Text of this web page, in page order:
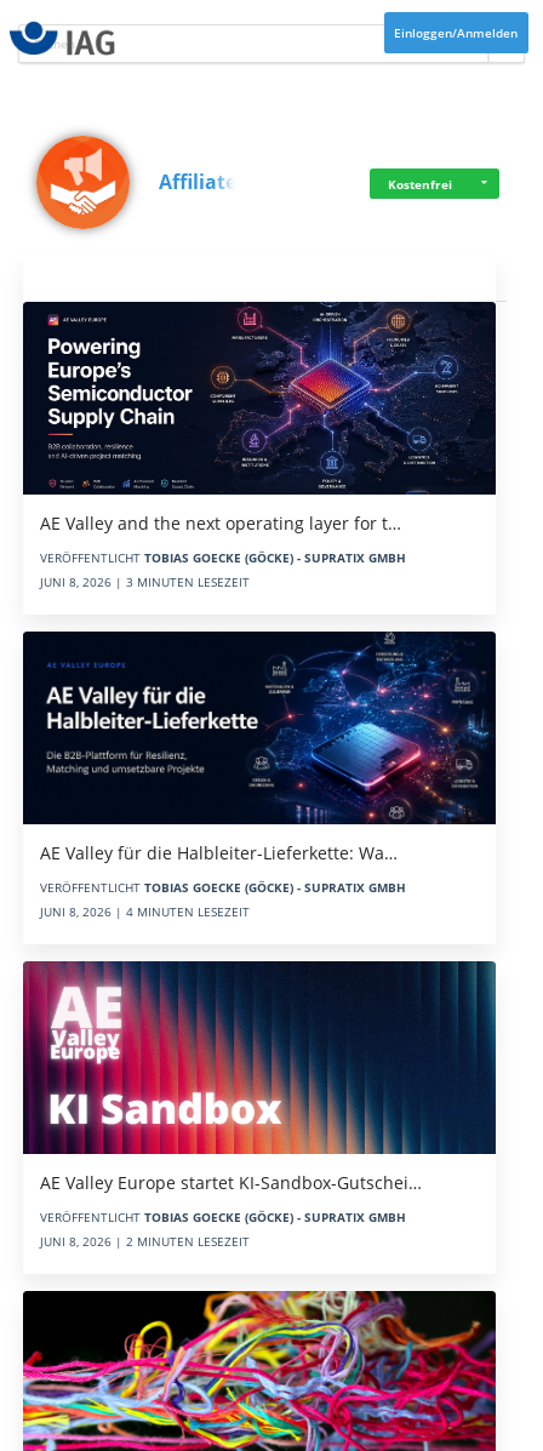
Einloggen/Anmelden
Affiliate Kostenfrei
AE Valley and the next operating layer for t…
VERÖFFENTLICHT TOBIAS GOECKE (GÖCKE) - SUPRATIX GMBH
JUNI 8, 2026 | 3 MINUTEN LESEZEIT
AE Valley für die Halbleiter-Lieferkette: Wa…
VERÖFFENTLICHT TOBIAS GOECKE (GÖCKE) - SUPRATIX GMBH
JUNI 8, 2026 | 4 MINUTEN LESEZEIT
AE Valley Europe startet KI-Sandbox-Gutschei…
VERÖFFENTLICHT TOBIAS GOECKE (GÖCKE) - SUPRATIX GMBH
JUNI 8, 2026 | 2 MINUTEN LESEZEIT